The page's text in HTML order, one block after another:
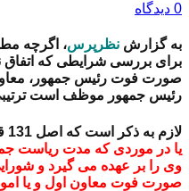
0 دیدگاه
به گزارش نظرپرس، اگرچه
صورت فوت رئیس جمهور،
رئیس‏ جمهور موظف‏ است‏
لازم به ذکر است که اصل 131 قانون اساسی، بسیار کلی بوده و بجز فوت رییس جمهور، به موارد دیگری نیز پرداخته است؛
یا در موردی‏ که‏ مدت‏ ریاست‏
وی‏ را بر عهده‏ می‏ گیرد و
صورت‏ فوت‏ معاون‏ اول‏ و یا